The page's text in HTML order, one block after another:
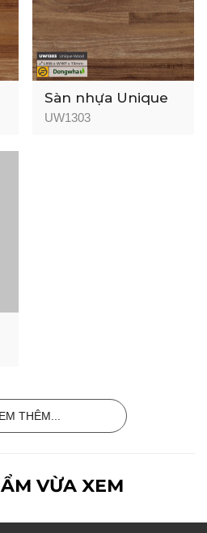
Sàn nhựa Unique
Wood - 3mm
UW1303
THÊM...
VỪA XEM